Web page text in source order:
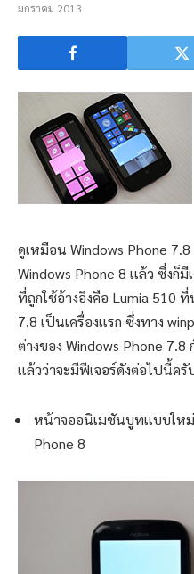
มกราคม 2013
ดูเหมือน Windows Phone
Windows Phone 8 เเล้ว ซึ่งก็
ที่ถูกใช้อ้างอิงคือ Lumia 510
7.8 เป็นเครื่องเเรก ซึ่งทาง
ต่างของ Windows Phone
เเล้วว่าจะมีฟีเจอร์ดังต่อไปนี้ครั
หน้าจออนิเมชันบูทเเบบให
Phone 8